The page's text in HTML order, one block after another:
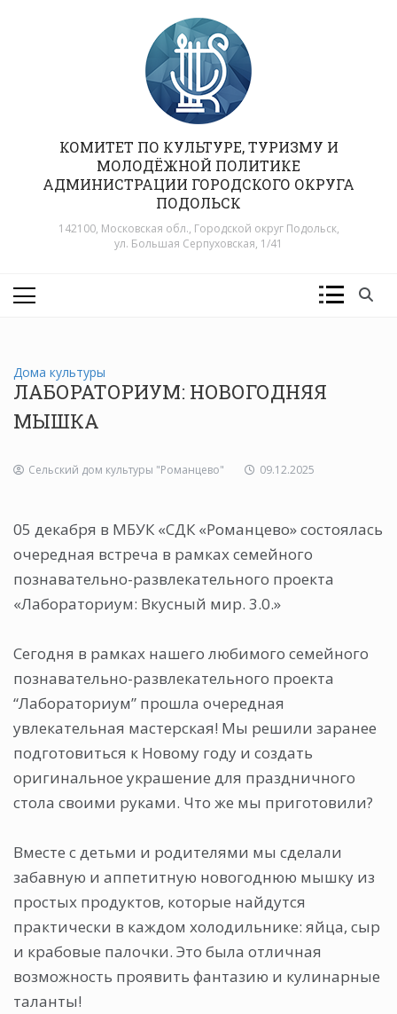
КОМИТЕТ ПО КУЛЬТУРЕ, ТУРИЗМУ И
МОЛОДЁЖНОЙ ПОЛИТИКЕ
АДМИНИСТРАЦИИ ГОРОДСКОГО ОКРУГА
ПОДОЛЬСК
142100, Московская обл., Городской округ Подольск,
ул. Большая Серпуховская, 1/41
Дома культуры
ЛАБОРАТОРИУМ: НОВОГОДНЯЯ
МЫШКА
Сельский дом культуры "Романцево" 09.12.2025
05 декабря в МБУК «СДК «Романцево» состоялась
очередная встреча в рамках семейного
познавательно-развлекательного проекта
«Лабораториум: Вкусный мир. 3.0.»
Сегодня в рамках нашего любимого семейного
познавательно-развлекательного проекта
“Лабораториум” прошла очередная
увлекательная мастерская! Мы решили заранее
подготовиться к Новому году и создать
оригинальное украшение для праздничного
стола своими руками. Что же мы приготовили?
Вместе с детьми и родителями мы сделали
забавную и аппетитную новогоднюю мышку из
простых продуктов, которые найдутся
практически в каждом холодильнике: яйца, сыр
и крабовые палочки. Это была отличная
возможность проявить фантазию и кулинарные
таланты!